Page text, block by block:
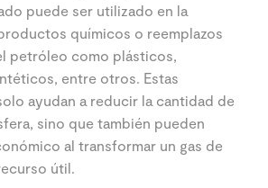
puede ser utilizado en la
químicos o reemplazos
petróleo como plásticos,
entre otros. Estas
ayudan a reducir la cantidad de
sino que también pueden
al transformar un gas de
útil.